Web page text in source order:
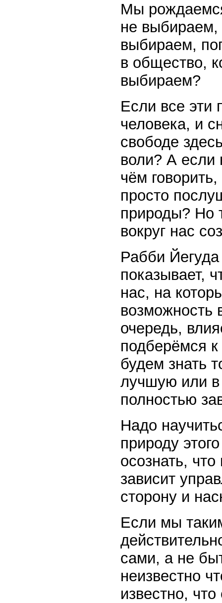
Мы
не
выбираем,
в общество,
выбираем?
Если все эти
человека, и
свободе
воли? А если
чём
просто
природы? Но
вокруг нас
Рабби
показывает,
нас, на
возможность
очередь,
подберёмся
будем знать
лучшую или
полностью
Надо
природу
осознать,
зависит
сторону и
Если мы
сами, а не
неизвестно
известно,